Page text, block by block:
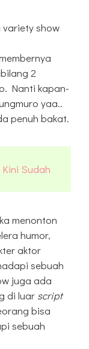
variety show
2
Nanti kapan-
yaa..
penuh bakat.
Sudah
menonton
humor,
aktor
sebuah
juga ada
di luar script
bisa
sebuah